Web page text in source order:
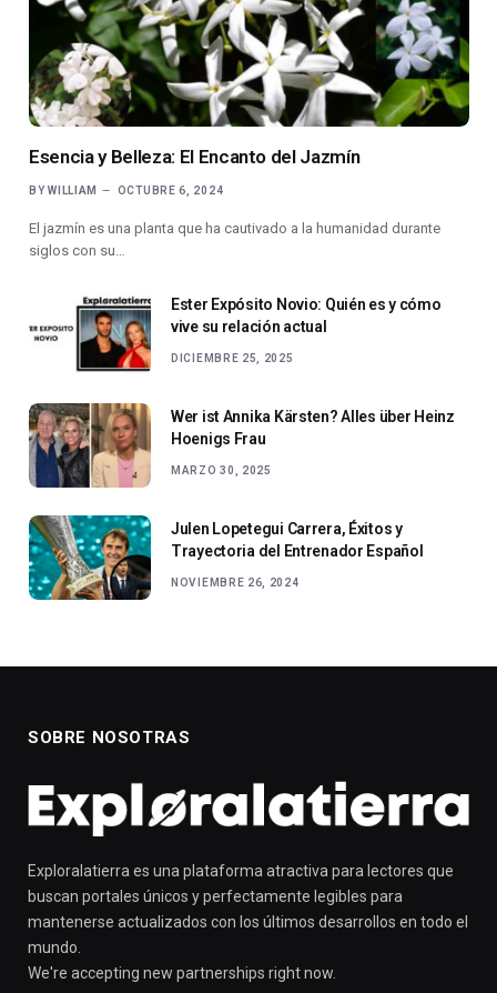
Esencia y Belleza: El Encanto del Jazmín
BY WILLIAM OCTUBRE 6, 2024
El jazmín es una planta que ha cautivado a la humanidad durante
siglos con su…
Ester Expósito Novio: Quién es y cómo
vive su relación actual
DICIEMBRE 25, 2025
Wer ist Annika Kärsten? Alles über Heinz
Hoenigs Frau
MARZO 30, 2025
Julen Lopetegui Carrera, Éxitos y
Trayectoria del Entrenador Español
NOVIEMBRE 26, 2024
SOBRE NOSOTRAS
Exploralatierra es una plataforma atractiva para lectores que
buscan portales únicos y perfectamente legibles para
mantenerse actualizados con los últimos desarrollos en todo el
mundo.
We're accepting new partnerships right now.